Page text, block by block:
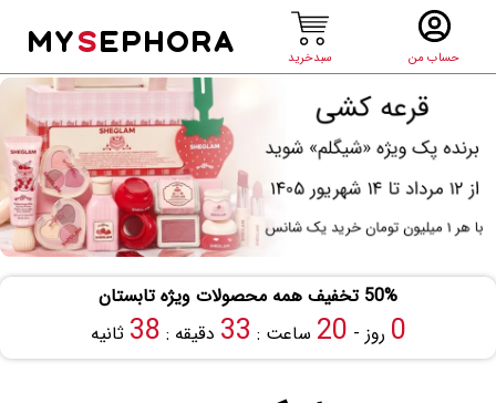
حساب من سبدخرید
MYSEPHORA
50% تخفیف همه محصولات ویژه تابستان
0 روز - 20 ساعت : 33 دقیقه : 37 ثانیه